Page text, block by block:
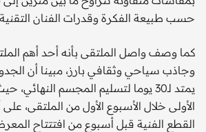
حسب طبيعة الفكرة وقدرات الفنان
كما وصف واصل الملتقى بأنه أحد أهم
وجاذب سياحي وثقافي بارز، مبينا أن
يمتد لـ30 يوما لتسليم المجسم
الأولى خلال الأسبوع الأول من الملتقى،
القطع الفنية قبل أسبوع من افتتتاح